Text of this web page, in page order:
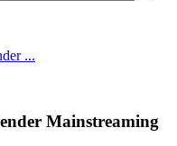
...
Mainstreaming